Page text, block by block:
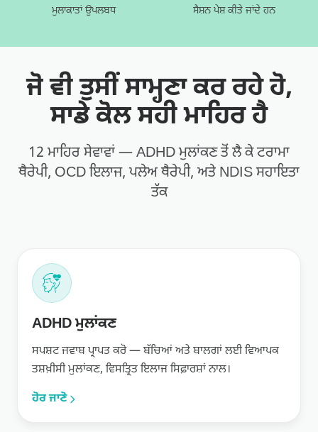
ਮੁਲਾਕਾਤਾਂ ਉਪਲਬਧ ਸੈਸ਼ਨ ਪੇਸ਼ ਕੀਤੇ ਜਾਂਦੇ ਹਨ
ਜੋ ਵੀ ਤੁਸੀਂ ਸਾਮ੍ਹਣਾ ਕਰ ਰਹੇ ਹੋ,
ਸਾਡੇ ਕੋਲ ਸਹੀ ਮਾਹਿਰ ਹੈ
12 ਮਾਹਿਰ ਸੇਵਾਵਾਂ — ADHD ਮੁਲਾਂਕਣ ਤੋਂ ਲੈ ਕੇ ਟਰਾਮਾ
ਥੈਰੇਪੀ, OCD ਇਲਾਜ, ਪਲੇਅ ਥੈਰੇਪੀ, ਅਤੇ NDIS ਸਹਾਇਤਾ
ਤੱਕ
ADHD ਮੁਲਾਂਕਣ
ਸਪਸ਼ਟ ਜਵਾਬ ਪ੍ਰਾਪਤ ਕਰੋ — ਬੱਚਿਆਂ ਅਤੇ ਬਾਲਗਾਂ ਲਈ ਵਿਆਪਕ
ਤਸ਼ਖ਼ੀਸੀ ਮੁਲਾਂਕਣ, ਵਿਸਤ੍ਰਿਤ ਇਲਾਜ ਸਿਫ਼ਾਰਸ਼ਾਂ ਨਾਲ।
ਹੋਰ ਜਾਣੋ